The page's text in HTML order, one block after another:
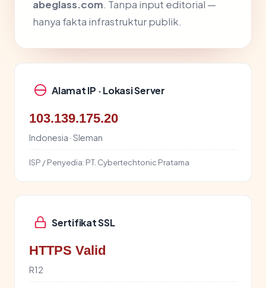
abeglass.com. Tanpa input editorial —
hanya fakta infrastruktur publik.
Alamat IP · Lokasi Server
103.139.175.20
Indonesia · Sleman
ISP / Penyedia: PT. Cybertechtonic Pratama
Sertifikat SSL
HTTPS Valid
R12